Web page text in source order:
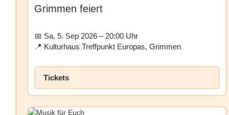
Grimmen feiert
Sa, 5. Sep 2026 – 20:00 Uhr
Kulturhaus Treffpunkt Europas, Grimmen
Tickets